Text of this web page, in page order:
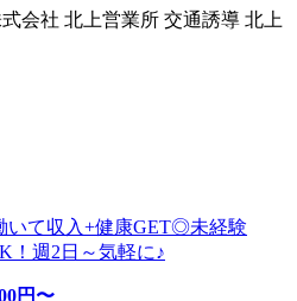
会社 北上営業所 交通誘導 北上
いて収入+健康GET◎未経験
！週2日～気軽に♪
円〜